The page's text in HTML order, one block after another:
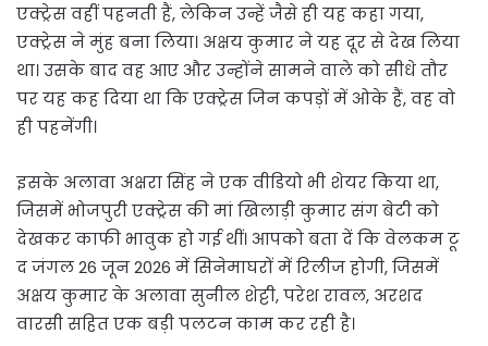
एक्ट्रेस वहीं पहनती हैं, लेकिन उन्हें जैसे ही यह कहा गया,
एक्ट्रेस ने मुंह बना लिया। अक्षय कुमार ने यह दूर से देख लिया
था। उसके बाद वह आए और उन्होंने सामने वाले को सीधे तौर
पर यह कह दिया था कि एक्ट्रेस जिन कपड़ों में ओके हैं, वह वो
ही पहनेंगी।
इसके अलावा अक्षरा सिंह ने एक वीडियो भी शेयर किया था,
जिसमें भोजपुरी एक्ट्रेस की मां खिलाड़ी कुमार संग बेटी को
देखकर काफी भावुक हो गई थीं। आपको बता दें कि वेलकम टू
द जंगल 26 जून 2026 में सिनेमाघरों में रिलीज होगी, जिसमें
अक्षय कुमार के अलावा सुनील शेट्टी, परेश रावल, अरशद
वारसी सहित एक बड़ी पलटन काम कर रही है।